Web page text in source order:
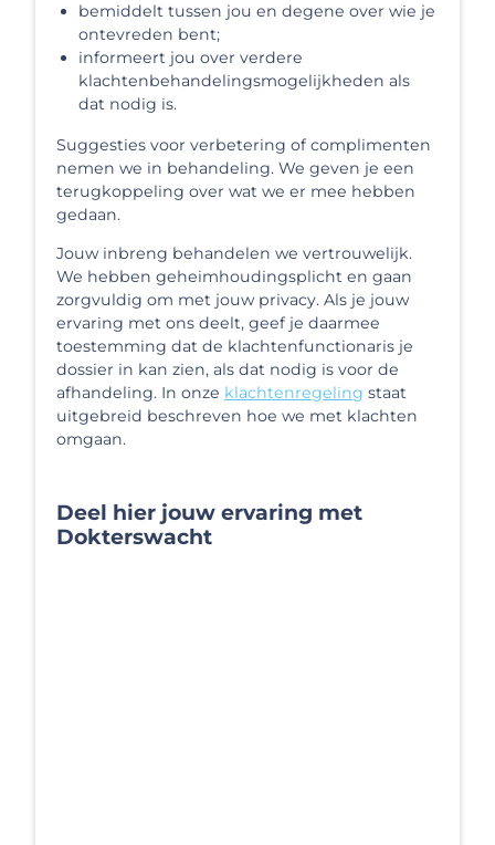
bemiddelt tussen jou en degene over wie je
ontevreden bent;
informeert jou over verdere
klachtenbehandelingsmogelijkheden als
dat nodig is.
Suggesties voor verbetering of complimenten
nemen we in behandeling. We geven je een
terugkoppeling over wat we er mee hebben
gedaan.
Jouw inbreng behandelen we vertrouwelijk.
We hebben geheimhoudingsplicht en gaan
zorgvuldig om met jouw privacy. Als je jouw
ervaring met ons deelt, geef je daarmee
toestemming dat de klachtenfunctionaris je
dossier in kan zien, als dat nodig is voor de
afhandeling. In onze klachtenregeling staat
uitgebreid beschreven hoe we met klachten
omgaan.
Deel hier jouw ervaring met
Dokterswacht